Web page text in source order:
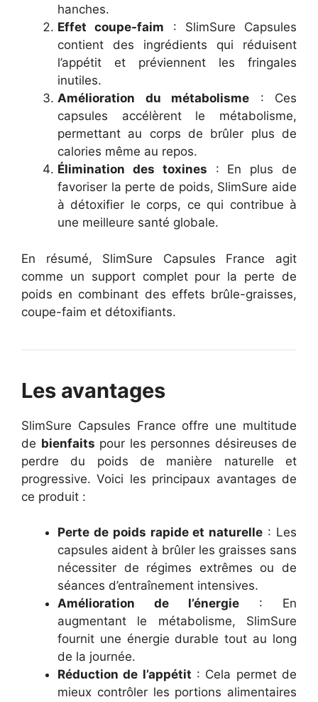
hanches.
Effet coupe-faim : SlimSure Capsules
contient des ingrédients qui réduisent
l’appétit et préviennent les fringales
inutiles.
Amélioration du métabolisme : Ces
capsules accélèrent le métabolisme,
permettant au corps de brûler plus de
calories même au repos.
Élimination des toxines : En plus de
favoriser la perte de poids, SlimSure aide
à détoxifier le corps, ce qui contribue à
une meilleure santé globale.
En résumé, SlimSure Capsules France agit
comme un support complet pour la perte de
poids en combinant des effets brûle-graisses,
coupe-faim et détoxifiants.
Les avantages
SlimSure Capsules France offre une multitude
de bienfaits pour les personnes désireuses de
perdre du poids de manière naturelle et
progressive. Voici les principaux avantages de
ce produit :
Perte de poids rapide et naturelle : Les
capsules aident à brûler les graisses sans
nécessiter de régimes extrêmes ou de
séances d’entraînement intensives.
Amélioration de l’énergie : En
augmentant le métabolisme, SlimSure
fournit une énergie durable tout au long
de la journée.
Réduction de l’appétit : Cela permet de
mieux contrôler les portions alimentaires